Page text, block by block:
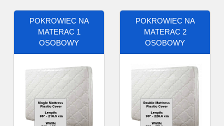
POKROWIEC NA
MATERAC 1
OSOBOWY
POKROWIEC NA
MATERAC 2
OSOBOWY